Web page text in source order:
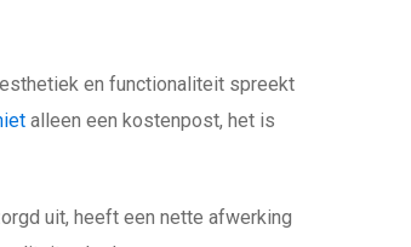
en functionaliteit spreekt
alleen een kostenpost, het is
uit, heeft een nette afwerking